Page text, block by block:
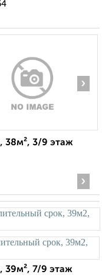
›
38м², 3/9 этаж
›
39м², 7/9 этаж